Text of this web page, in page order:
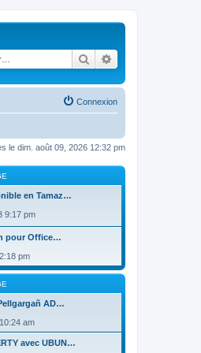
Rechercher
Connexion
le dim. août 09, 2026 12:32 pm
en Tamaz…
9:17 pm
pour Office…
pm
AD…
am
avec UBUN…